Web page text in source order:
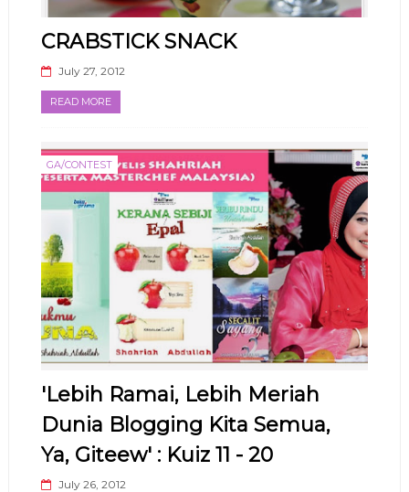
CRABSTICK SNACK
July 27, 2012
READ MORE
GA/CONTEST
'Lebih Ramai, Lebih Meriah
Dunia Blogging Kita Semua,
Ya, Giteew' : Kuiz 11 - 20
July 26, 2012